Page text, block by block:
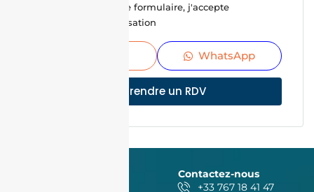
En soumettant ce formulaire, j'accepte
Conditions d'utilisation
WhatsApp
Prendre un RDV
Contactez-nous
+33 767 18 41 47